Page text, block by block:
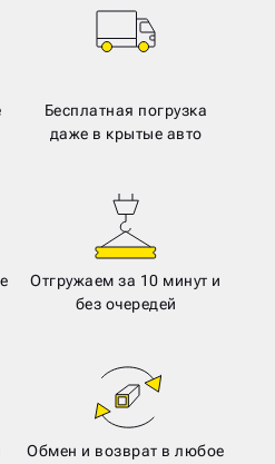
Бесплатная погрузка
даже в крытые авто
Отгружаем за 10 минут и
без очередей
Обмен и возврат в любое